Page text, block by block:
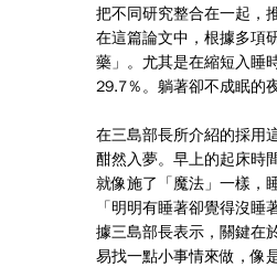
把不同研究整合在一起，
在這篇論文中，根據多項
藥」。尤其是在縮短入睡
29.7％。躺著卻不成眠的
在三島部長所介紹的採用
酣然入夢。早上的起床時
就像施了「魔法」一樣，
「明明有睡著卻覺得沒
據三島部長表示，關鍵在
易找一點小事情來做，像